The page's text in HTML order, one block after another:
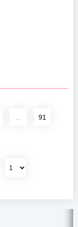
91